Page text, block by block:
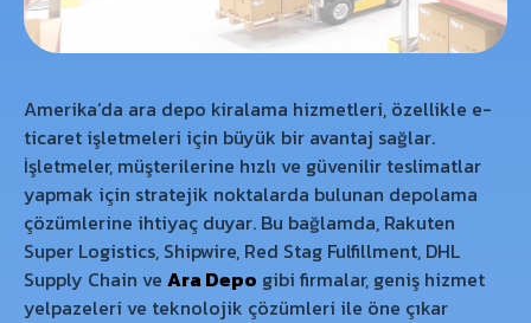
Amerika’da ara depo kiralama hizmetleri, özellikle e-
ticaret işletmeleri için büyük bir avantaj sağlar.
İşletmeler, müşterilerine hızlı ve güvenilir teslimatlar
yapmak için stratejik noktalarda bulunan depolama
çözümlerine ihtiyaç duyar. Bu bağlamda, Rakuten
Super Logistics, Shipwire, Red Stag Fulfillment, DHL
Supply Chain ve Ara Depo gibi firmalar, geniş hizmet
yelpazeleri ve teknolojik çözümleri ile öne çıkar